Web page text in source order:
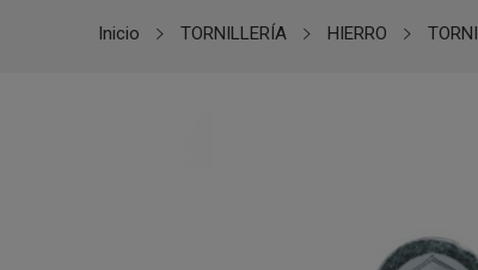
Inicio TORNILLERÍA HIERRO